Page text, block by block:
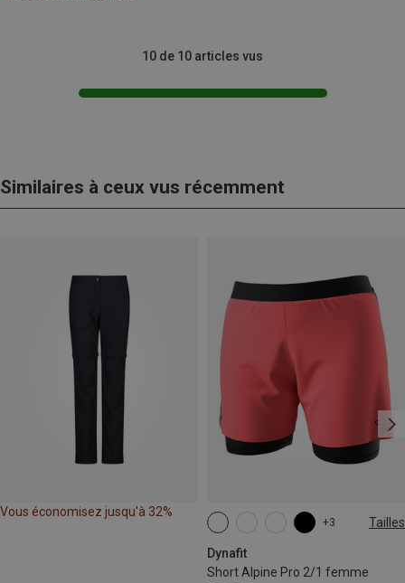
10 de 10 articles vus
Similaires à ceux vus récemment
Vous économisez jusqu'à 32%
+3 Tailles
Dynafit
Short Alpine Pro 2/1 femme
XS M